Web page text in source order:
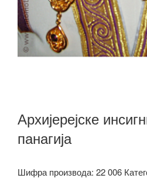
Архијерејске
панагија
Шифра производа: 22 006